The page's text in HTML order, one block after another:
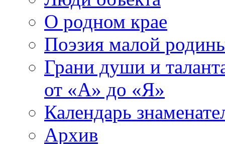
О родном крае
Поэзия малой
Грани души и
от «А» до «Я»
Календарь
Архив